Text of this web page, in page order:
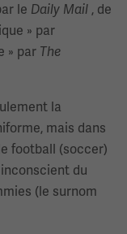
le Daily Mail , de
» par
» par The
la
mais dans
football (soccer)
du
(le surnom